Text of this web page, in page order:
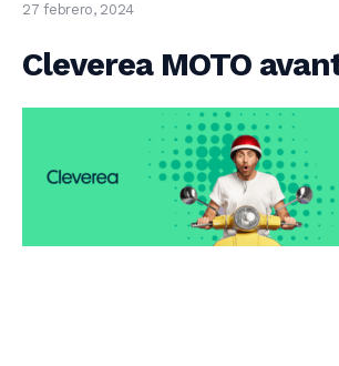
27 febrero, 2024
Cleverea MOTO